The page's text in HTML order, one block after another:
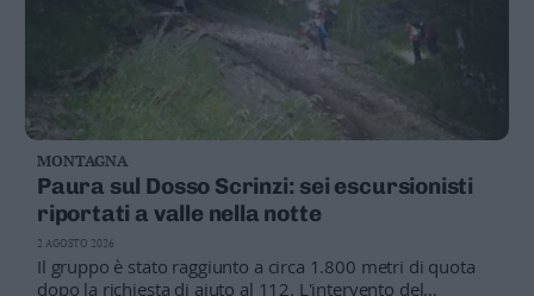
MONTAGNA
Paura sul Dosso Scrinzi: sei escursionisti
riportati a valle nella notte
Il gruppo è stato raggiunto a circa 1.800 metri di quota
dopo la richiesta di aiuto al 112. L'intervento del
2 AGOSTO 2026